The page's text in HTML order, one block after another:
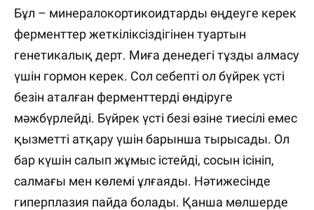
Бұл – минералокортикоидтарды өңдеуге керек
ферменттер жеткіліксіздігінен туартын
генетикалық дерт. Миға денедегі тұзды алмасу
үшін гормон керек. Сол себепті ол бүйрек үсті
безін аталған ферменттерді өндіруге
мәжбүрлейді. Бүйрек үсті безі өзіне тиесілі емес
қызметті атқару үшін барынша тырысады. Ол
бар күшін салып жұмыс істейді, сосын ісініп,
салмағы мен көлемі ұлғаяды. Нәтижесінде
гиперплазия пайда болады. Қанша мөлшерде